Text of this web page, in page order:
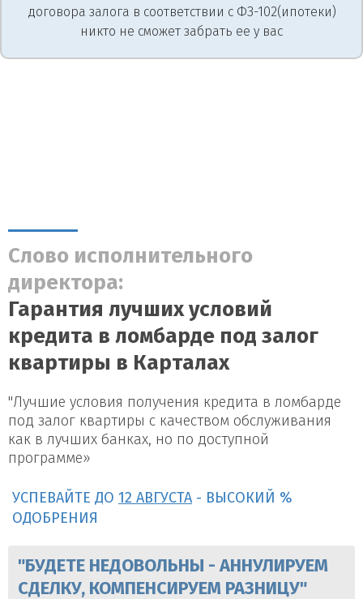
договора залога в соответствии с ФЗ-102(ипотеки)
никто не сможет забрать ее у вас
Слово исполнительного
директора:
Гарантия лучших условий
кредита в ломбарде под залог
квартиры в Карталах
"Лучшие условия получения кредита в ломбарде
под залог квартиры с качеством обслуживания
как в лучших банках, но по доступной
программе»
УСПЕВАЙТЕ ДО 12 АВГУСТА - ВЫСОКИЙ %
ОДОБРЕНИЯ
"БУДЕТЕ НЕДОВОЛЬНЫ - АННУЛИРУЕМ
СДЕЛКУ, КОМПЕНСИРУЕМ РАЗНИЦУ"